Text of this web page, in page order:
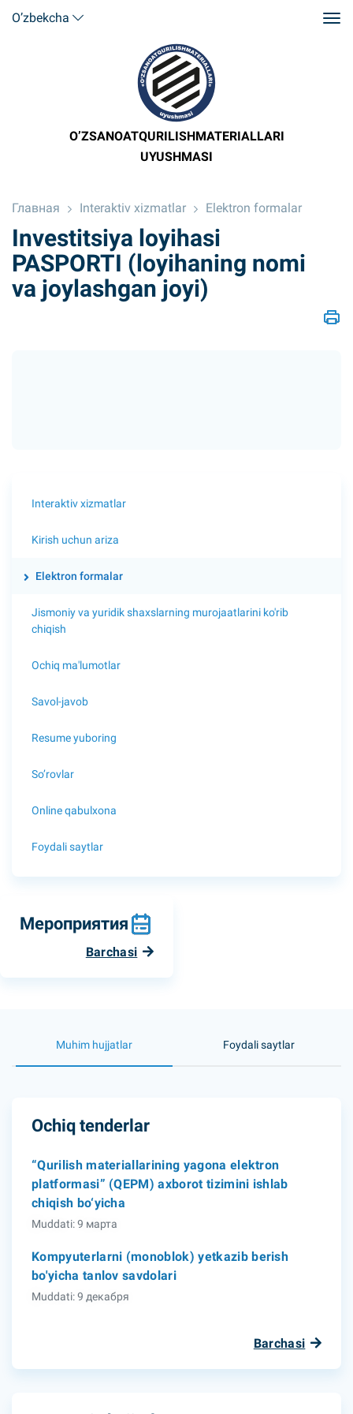
O’zbekcha
O’ZSANOATQURILISHMATERIALLARI
UYUSHMASI
Главная Interaktiv xizmatlar Elektron formalar
Investitsiya loyihasi
PASPORTI (loyihaning nomi
va joylashgan joyi)
Interaktiv xizmatlar
Kirish uchun ariza
Elektron formalar
Jismoniy va yuridik shaxslarning murojaatlarini ko'rib
chiqish
Ochiq ma'lumotlar
Savol-javob
Resume yuboring
So’rovlar
Online qabulxona
Foydali saytlar
Мероприятия
Barchasi
Muhim hujjatlar Foydali saytlar
Ochiq tenderlar
“Qurilish materiallarining yagona elektron
platformasi” (QEPM) axborot tizimini ishlab
chiqish bo‘yicha
Muddati: 9 марта
Kompyuterlarni (monoblok) yetkazib berish
bo'yicha tanlov savdolari
Muddati: 9 декабря
Barchasi